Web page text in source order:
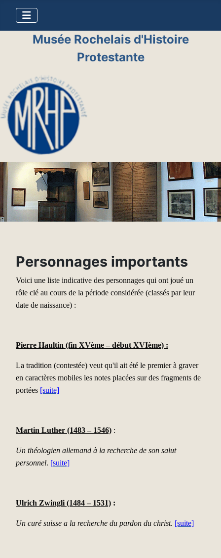
Musée Rochelais d'Histoire
Protestante
Personnages importants
Voici une liste indicative des personnages qui ont joué un
rôle clé au cours de la période considérée (classés par leur
date de naissance) :
Pierre Haultin (fin XVème – début XVIème) :
La tradition (contestée) veut qu'il ait été le premier à graver
en caractères mobiles les notes placées sur des fragments de
portées [suite]
Martin Luther (1483 – 1546) :
Un théologien allemand à la recherche de son salut
personnel. [suite]
Ulrich Zwingli (1484 – 1531) :
Un curé suisse a la recherche du pardon du christ. [suite]